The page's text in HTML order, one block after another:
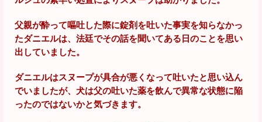
父親が酔って嘔吐した際に錠剤を吐いた事実を知らなかっ
たダニエルは、法廷でその話を聞いてある日のことを思い
出していました。
ダニエルはスヌープが具合が悪くなって吐いたと思い込ん
でいましたが、犬は父の吐いた薬を飲んで異常な状態に陥
ったのではないかと気づきます。